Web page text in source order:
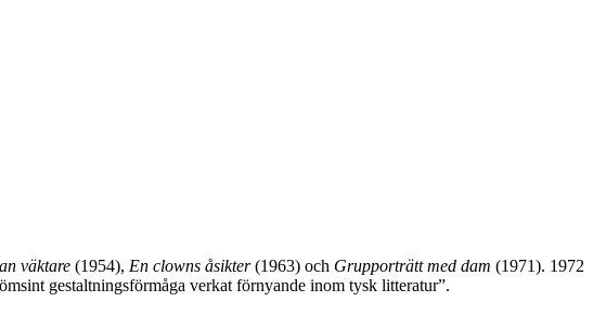
väktare (1954), En clowns åsikter(1963) och Grupporträtt med dam (1971). 1972
gestaltningsförmåga verkat förnyande inom tysk litteratur”.